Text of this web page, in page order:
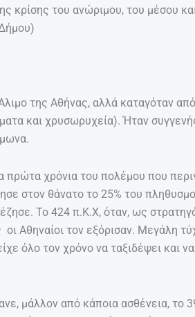
κρίσης του ανώριμου, του μέσου
της Αθήνας, αλλά καταγόταν
και χρυσωρυχεία). Ήταν
πρώτα χρόνια του πολέμου που
στον θάνατο το 25% του
Το 424 π.Κ.Χ, όταν, ως
Αθηναίοι τον εξόρισαν. Μεγάλη
όλο τον χρόνο να ταξιδέψει και
μάλλον από κάποια ασθένεια, το